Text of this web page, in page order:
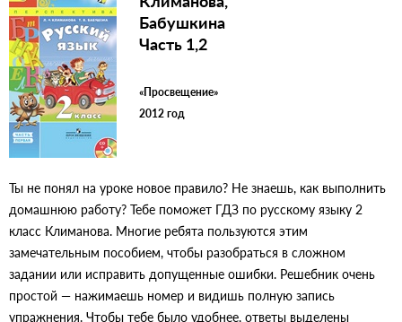
Бабушкина
Часть 1,2
«Просвещение»
2012 год
Ты не понял на уроке новое правило? Не знаешь, как выполнить
домашнюю работу? Тебе поможет ГДЗ по русскому языку 2
класс Климанова. Многие ребята пользуются этим
замечательным пособием, чтобы разобраться в сложном
задании или исправить допущенные ошибки. Решебник очень
простой — нажимаешь номер и видишь полную запись
упражнения. Чтобы тебе было удобнее, ответы выделены